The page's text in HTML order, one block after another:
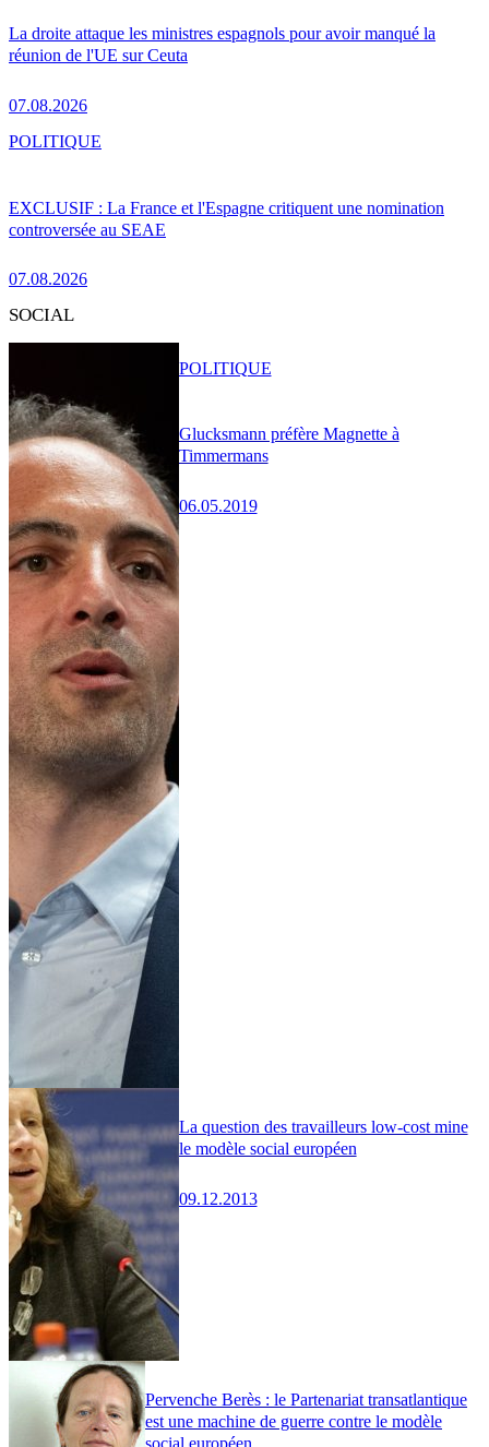
La droite attaque les ministres espagnols pour avoir manqué la
réunion de l'UE sur Ceuta
07.08.2026
EXCLUSIF : La France et l'Espagne critiquent une nomination
controversée au SEAE
07.08.2026
POLITIQUE
SOCIAL
Glucksmann préfère Magnette à
Timmermans
06.05.2019
POLITIQUE
La question des travailleurs low-cost mine
le modèle social européen
09.12.2013
Pervenche Berès : le Partenariat transatlantique
est une machine de guerre contre le modèle